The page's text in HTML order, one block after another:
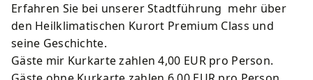
Erfahren Sie bei unserer Stadtführung mehr über
den Heilklimatischen Kurort Premium Class und
seine Geschichte.
Gäste mir Kurkarte zahlen 4,00 EUR pro Person.